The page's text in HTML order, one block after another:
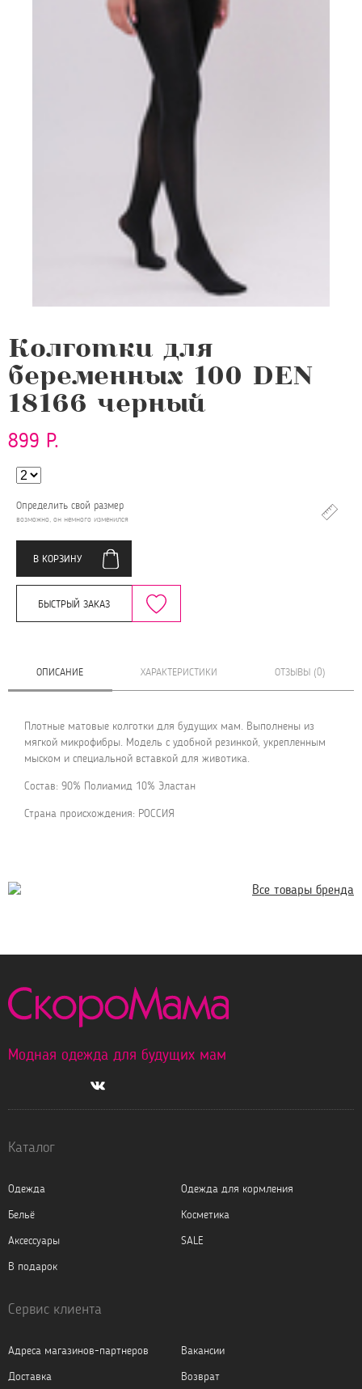
Колготки для
беременных 100 DEN
18166 черный
899 Р.
Определить свой размер
возможно, он немного изменился
В КОРЗИНУ
БЫСТРЫЙ ЗАКАЗ
ОПИСАНИЕ ХАРАКТЕРИСТИКИ ОТЗЫВЫ (0)
Плотные матовые колготки для будущих мам. Выполнены из
мягкой микрофибры. Модель с удобной резинкой, укрепленным
мыском и специальной вставкой для животика.
Состав: 90% Полиамид 10% Эластан
Страна происхождения: РОССИЯ
Все товары бренда
Модная одежда для будущих мам
Каталог
Одежда
Одежда для кормления
Бельё
Косметика
Аксессуары
SALE
В подарок
Сервис клиента
Адреса магазинов-партнеров
Вакансии
Доставка
Возврат